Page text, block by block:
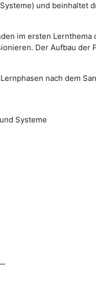
und
im ersten
Der Aufbau
nach dem
Systeme